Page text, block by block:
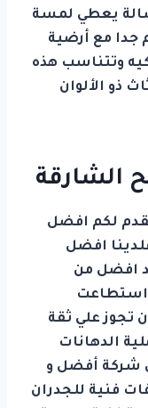
يعطي لمسة
جدا مع أرضية
وتتناسب هذه
ذو الألوان
الشارقة
لكم افضل
افضل
افضل من
استطاعت
تجوز علي ثقة
الدهانات
شركة أفضل و
فنية للجدران